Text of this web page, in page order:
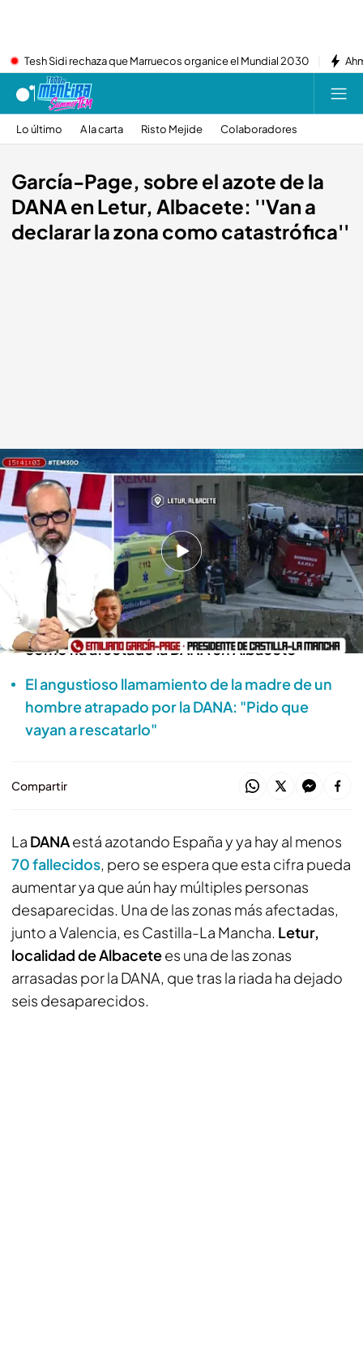
Tesh Sidi rechaza que Marruecos organice el Mundial 2030
Lo último A la carta Risto Mejide Colaboradores
García-Page, sobre el azote de la
DANA en Letur, Albacete: ''Van a
declarar la zona como catastrófica''
Hablamos con García-Page
Todo es mentira
30 OCT 2024 - 16:10h.
El presidente de Castilla-La Mancha ha entrado
en directo en 'Todo es mentira'
Emiliano García-Page explica detalladamente
cómo ha afectado la DANA en Albacete
El angustioso llamamiento de la madre de un
hombre atrapado por la DANA: "Pido que
vayan a rescatarlo"
Compartir
La DANAestá azotando España y ya hay al menos
70 fallecidos, pero se espera que esta cifra pueda
aumentar ya que aún hay múltiples personas
desaparecidas. Una de las zonas más afectadas,
junto a Valencia, es Castilla-La Mancha. Letur,
localidad de Albacetees una de las zonas
arrasadas por la DANA, que tras la riada ha dejado
seis desaparecidos.